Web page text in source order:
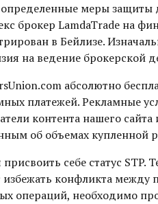
определенные меры
брокер LamdaTrade на
в Бейлизе.
на ведение брокерской
абсолютно
платежей. Рекламные
контента нашего
об объемах купленной
себе статус
избежать конфликта
операций, необходимо